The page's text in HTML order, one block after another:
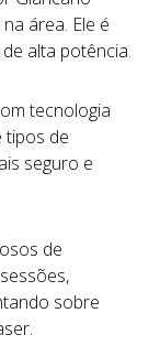
área. Ele é
alta potência.
tecnologia
tipos de
seguro e
de
sobre